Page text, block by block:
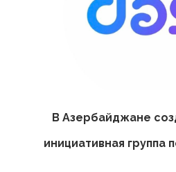
В Азербайджане
инициативная группа